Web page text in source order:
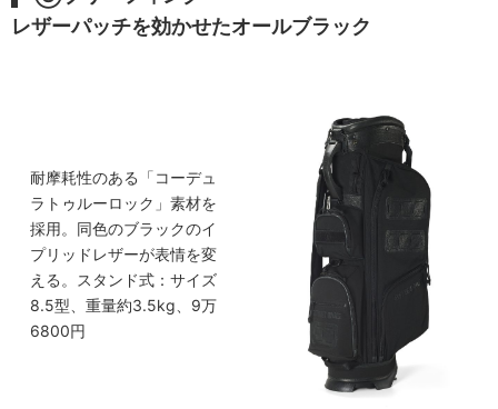
レザーパッチを効かせたオールブラック
耐摩耗性のある「コーデュ
ラトゥルーロック」素材を
採用。同色のブラックのイ
プリッドレザーが表情を変
える。スタンド式：サイズ
8.5型、重量約3.5kg、9万
6800円